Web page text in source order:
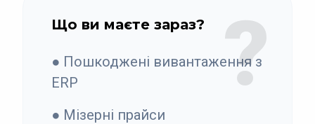
?
Що ви маєте зараз?
● Пошкоджені вивантаження з
ERP
● Мізерні прайси